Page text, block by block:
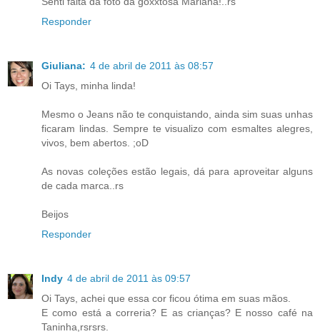
Responder
Giuliana: 4 de abril de 2011 às 08:57
Oi Tays, minha linda!
Mesmo o Jeans não te conquistando, ainda sim suas unhas
ficaram lindas. Sempre te visualizo com esmaltes alegres,
vivos, bem abertos. ;oD
As novas coleções estão legais, dá para aproveitar alguns
de cada marca..rs
Beijos
Responder
Indy 4 de abril de 2011 às 09:57
Oi Tays, achei que essa cor ficou ótima em suas mãos.
E como está a correria? E as crianças? E nosso café na
Taninha,rsrsrs.